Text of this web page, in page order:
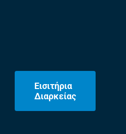
Εισιτήρια
Διαρκείας